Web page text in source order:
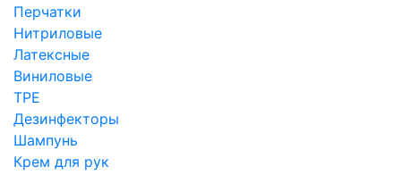
Перчатки
Нитриловые
Латексные
Виниловые
TPE
Дезинфекторы
Шампунь
Крем для рук